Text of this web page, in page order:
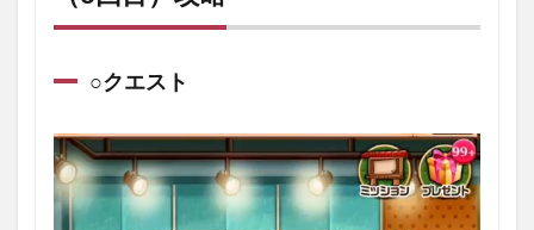
ォリ
ュー
（3
目）
攻略
1.1
○クエ
○クエスト